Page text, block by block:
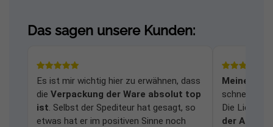
Das sagen unsere Kunden:
Es ist mir wichtig hier zu erwähnen, dass
die Verpackung der Ware absolut top
ist. Selbst der Spediteur hat gesagt, so
etwas hat er im positiven Sinne noch
Meine
schnell und
Die
der Anlage